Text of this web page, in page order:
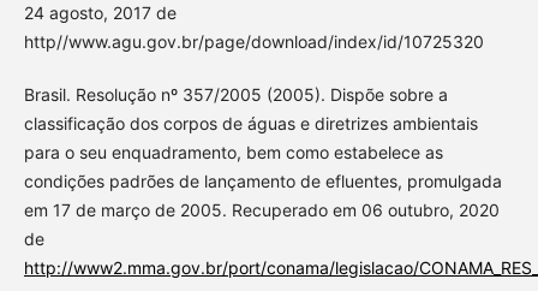
24 agosto, 2017 de
http//www.agu.gov.br/page/download/index/id/10725320
Brasil. Resolução nº 357/2005 (2005). Dispõe sobre a
classificação dos corpos de águas e diretrizes ambientais
para o seu enquadramento, bem como estabelece as
condições padrões de lançamento de efluentes, promulgada
em 17 de março de 2005. Recuperado em 06 outubro, 2020
de
http://www2.mma.gov.br/port/conama/legislacao/